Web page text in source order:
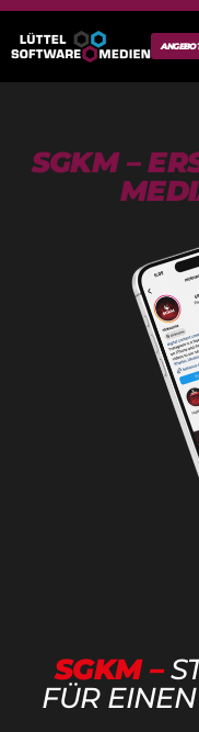
SGKM –
SGKM –
FÜR